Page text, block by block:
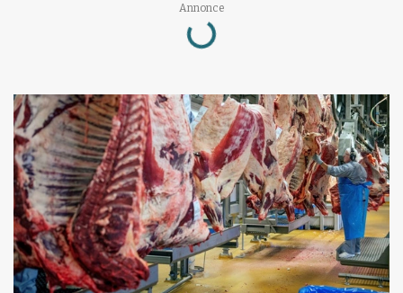
Annonce
Loading...